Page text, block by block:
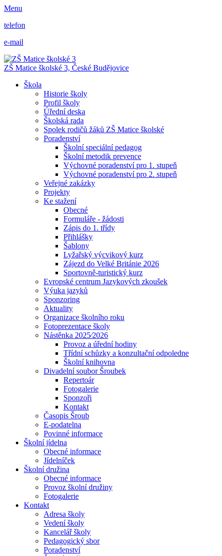
Menu
telefon
e-mail
ZŠ Matice školské 3, České Budějovice
Škola
Historie školy
Profil školy
Úřední deska
Školská rada
Spolek rodičů žáků ZŠ Matice školské
Poradenství
Školní speciální pedagog
Školní metodik prevence
Výchovné poradenství pro 1. stupeň
Výchovné poradenství pro 2. stupeň
Veřejné zakázky
Projekty
Ke stažení
Obecné
Formuláře - žádosti
Zápis do 1. třídy
Přihlášky
Šablony
Lyžařský výcvikový kurz
Zájezd do Velké Británie 2026
Sportovně-turistický kurz
Evropské centrum Jazykových zkoušek
Výuka jazyků
Sponzoring
Aktuality
Organizace školního roku
Fotoprezentace školy
Nástěnka 2025⁄2026
Provoz a úřední hodiny
Třídní schůzky a konzultační odpoledne
Školní knihovna
Divadelní soubor Šroubek
Repertoár
Fotogalerie
Sponzoři
Kontakt
Časopis Šroub
E-podatelna
Povinné informace
Školní jídelna
Obecné informace
Jídelníček
Školní družina
Obecné informace
Provoz školní družiny
Fotogalerie
Kontakt
Adresa školy
Vedení školy
Kancelář školy
Pedagogický sbor
Poradenství